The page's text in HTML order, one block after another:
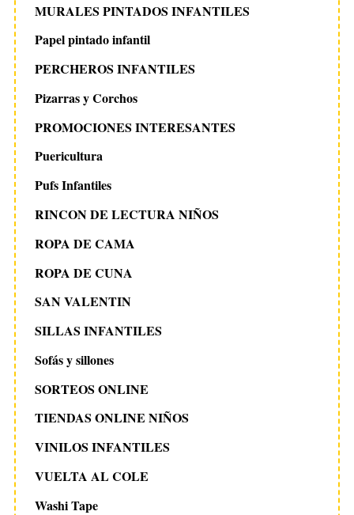
MURALES PINTADOS INFANTILES
Papel pintado infantil
PERCHEROS INFANTILES
Pizarras y Corchos
PROMOCIONES INTERESANTES
Puericultura
Pufs Infantiles
RINCON DE LECTURA NIÑOS
ROPA DE CAMA
ROPA DE CUNA
SAN VALENTIN
SILLAS INFANTILES
Sofás y sillones
SORTEOS ONLINE
TIENDAS ONLINE NIÑOS
VINILOS INFANTILES
VUELTA AL COLE
Washi Tape